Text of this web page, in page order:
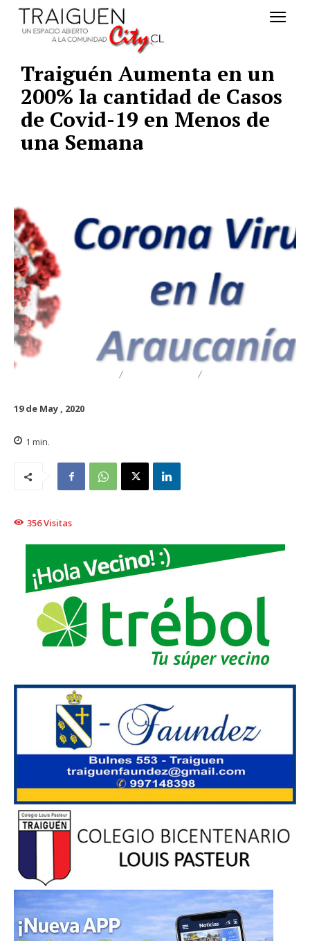
Traiguén Aumenta en un
200% la cantidad de Casos
de Covid-19 en Menos de
una Semana
19 de May , 2020
1 min.
356Visitas